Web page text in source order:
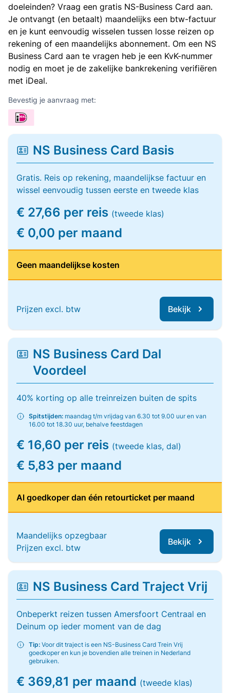
doeleinden? Vraag een gratis NS-Business Card aan.
Je ontvangt (en betaalt) maandelijks een btw-factuur
en je kunt eenvoudig wisselen tussen losse reizen op
rekening of een maandelijks abonnement. Om een NS
Business Card aan te vragen heb je een KvK-nummer
nodig en moet je de zakelijke bankrekening verifiëren
met iDeal.
Bevestig je aanvraag met:
NS Business Card Basis
Gratis. Reis op rekening, maandelijkse factuur en
wissel eenvoudig tussen eerste en tweede klas
€ 27,66 per reis (tweede klas)
€ 0,00 per maand
Geen maandelijkse kosten
Prijzen excl. btw Bekijk
NS Business Card Dal
Voordeel
40% korting op alle treinreizen buiten de spits
Spitstijden: maandag t/m vrijdag van 6.30 tot 9.00 uur en van
16.00 tot 18.30 uur, behalve feestdagen
€ 16,60 per reis (tweede klas, dal)
€ 5,83 per maand
Al goedkoper dan één retourticket per maand
Maandelijks opzegbaar
Prijzen excl. btw
Bekijk
NS Business Card Traject Vrij
Onbeperkt reizen tussen Amersfoort Centraal en
Deinum op ieder moment van de dag
Tip: Voor dit traject is een NS-Business Card Trein Vrij
goedkoper en kun je bovendien alle treinen in Nederland
gebruiken.
€ 369,81 per maand (tweede klas)